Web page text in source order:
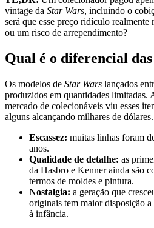
vintage da Star Wars, incluindo o
será que esse preço ridículo
ou um risco de arrependimento?
Qual é o diferencial
Os modelos de Star Wars lançados
produzidos em quantidades limitadas.
mercado de colecionáveis viu esses
alguns alcançando milhares de
Escassez: muitas linhas foram
anos.
Qualidade de detalhe: as
da Hasbro e Kenner ainda são
termos de moldes e pintura.
Nostalgia: a geração que
originais tem maior disposição
à infância.